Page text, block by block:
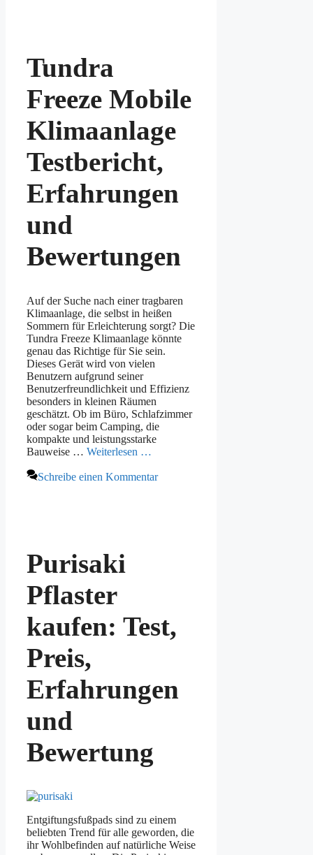
Tundra
Freeze Mobile
Klimaanlage
Testbericht,
Erfahrungen
und
Bewertungen
Auf der Suche nach einer tragbaren
Klimaanlage, die selbst in heißen
Sommern für Erleichterung sorgt? Die
Tundra Freeze Klimaanlage könnte
genau das Richtige für Sie sein.
Dieses Gerät wird von vielen
Benutzern aufgrund seiner
Benutzerfreundlichkeit und Effizienz
besonders in kleinen Räumen
geschätzt. Ob im Büro, Schlafzimmer
oder sogar beim Camping, die
kompakte und leistungsstarke
Bauweise … Weiterlesen …
Schreibe einen Kommentar
Purisaki
Pflaster
kaufen: Test,
Preis,
Erfahrungen
und
Bewertung
Entgiftungsfußpads sind zu einem
beliebten Trend für alle geworden, die
ihr Wohlbefinden auf natürliche Weise